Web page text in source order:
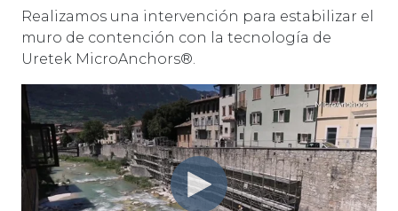
Realizamos una intervención para estabilizar el
muro de contención con la tecnología de
Uretek MicroAnchors®.